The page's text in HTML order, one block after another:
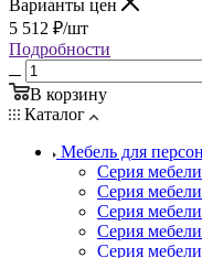
Варианты цен
5 512 ₽/шт
Подробности
В корзину
Каталог
Мебель для
Серия
Серия
Серия
Серия
Серия